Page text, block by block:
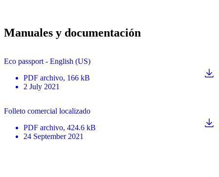
Manuales y documentación
Eco passport - English (US)
PDF archivo, 166 kB
2 July 2021
Folleto comercial localizado
PDF archivo, 424.6 kB
24 September 2021